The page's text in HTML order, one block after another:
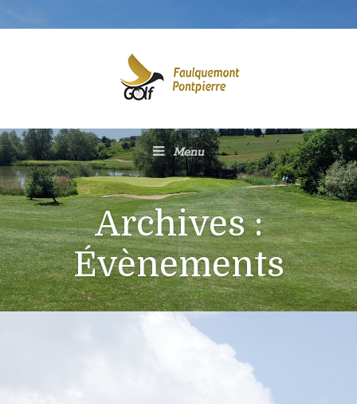
Menu
Archives :
Évènements